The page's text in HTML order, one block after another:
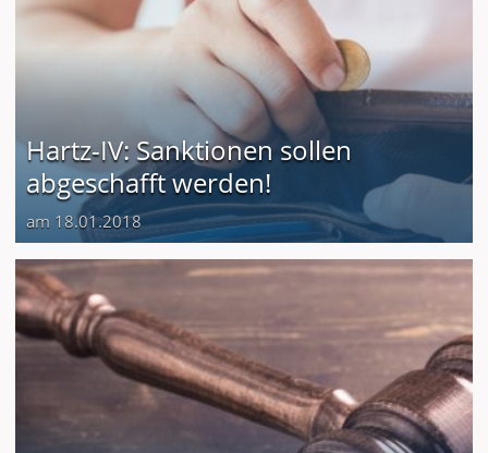
Hartz-IV: Sanktionen sollen
abgeschafft werden!
am 18.01.2018